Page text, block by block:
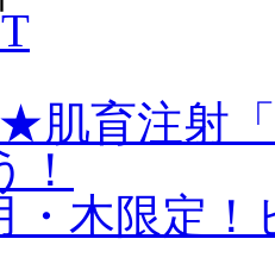
肌育注射
・木限定